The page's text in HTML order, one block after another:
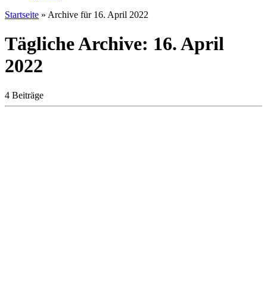
Startseite » Archive für 16. April 2022
Tägliche Archive: 16. April
2022
4 Beiträge